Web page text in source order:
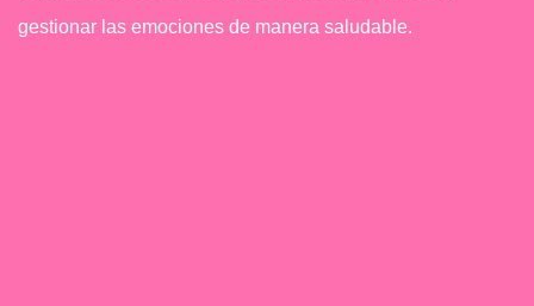
gestionar las emociones de manera saludable.